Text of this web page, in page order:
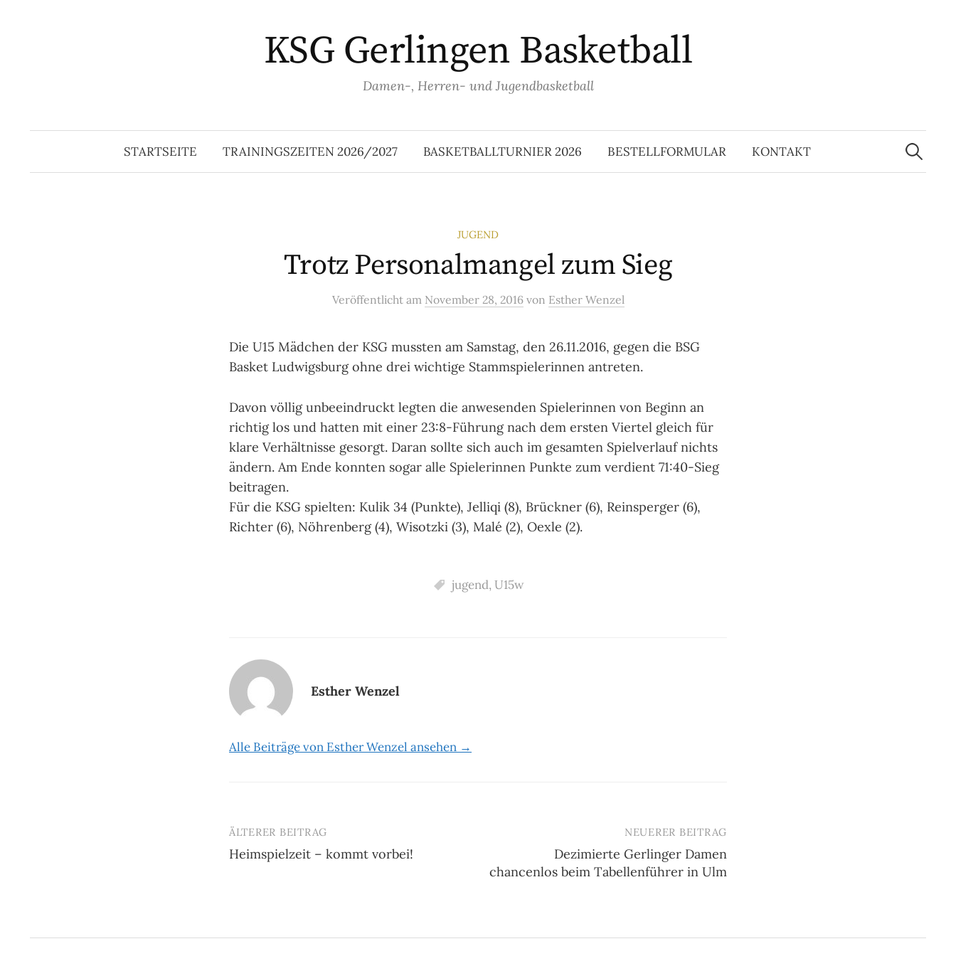
KSG Gerlingen Basketball
Damen-, Herren- und Jugendbasketball
STARTSEITE TRAININGSZEITEN 2026/2027 BASKETBALLTURNIER 2026 BESTELLFORMULAR KONTAKT
Suchen
nach:
JUGEND
Trotz Personalmangel zum Sieg
Veröffentlicht am November 28, 2016 von Esther Wenzel
Die U15 Mädchen der KSG mussten am Samstag, den 26.11.2016, gegen die BSG
Basket Ludwigsburg ohne drei wichtige Stammspielerinnen antreten.
Davon völlig unbeeindruckt legten die anwesenden Spielerinnen von Beginn an
richtig los und hatten mit einer 23:8-Führung nach dem ersten Viertel gleich für
klare Verhältnisse gesorgt. Daran sollte sich auch im gesamten Spielverlauf nichts
ändern. Am Ende konnten sogar alle Spielerinnen Punkte zum verdient 71:40-Sieg
beitragen.
Für die KSG spielten: Kulik 34 (Punkte), Jelliqi (8), Brückner (6), Reinsperger (6),
Richter (6), Nöhrenberg (4), Wisotzki (3), Malé (2), Oexle (2).
jugend, U15w
Esther Wenzel
Alle Beiträge von Esther Wenzel ansehen →
Beitrags-
Navigation
ÄLTERER BEITRAG
Heimspielzeit – kommt vorbei!
NEUERER BEITRAG
Dezimierte Gerlinger Damen
chancenlos beim Tabellenführer in Ulm